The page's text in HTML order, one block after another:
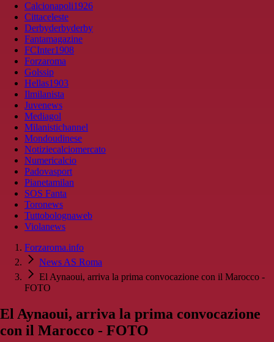
Calcionapoli1926
Cittaceleste
Derbyderbyderby
Fantamagazine
FCInter1908
Forzaroma
Golssip
Hellas1903
Ilmilanista
Juvenews
Mediagol
Milanistichannel
Mondoudinese
Notiziecalciomercato
Numericalcio
Padovasport
Pianetamilan
SOS Fanta
Toronews
Tuttobolognaweb
Violanews
Forzaroma.info
News AS Roma
El Aynaoui, arriva la prima convocazione con il Marocco -
FOTO
El Aynaoui, arriva la prima convocazione
con il Marocco - FOTO